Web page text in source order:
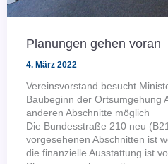
Planungen gehen voran
4. März 2022
Vereinsvorstand besucht
Baubeginn der Ortsumgehung
anderen Abschnitte möglich
Die Bundesstraße 210 neu
vorgesehenen Abschnitten ist
die finanzielle Ausstattung ist